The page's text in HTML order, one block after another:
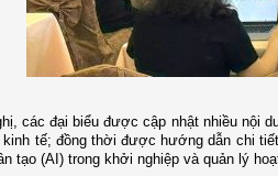
các đại biểu được cập nhật nhiều nội
kinh tế; đồng thời được hướng dẫn chi
tạo (AI) trong khởi nghiệp và quản lý